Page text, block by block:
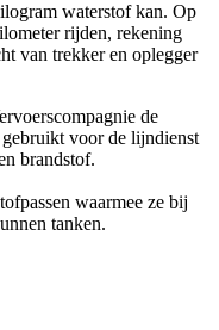
waterstof kan. Op
rijden, rekening
van trekker en oplegger
de
voor de lijndienst
brandstof.
waarmee ze bij
tanken.